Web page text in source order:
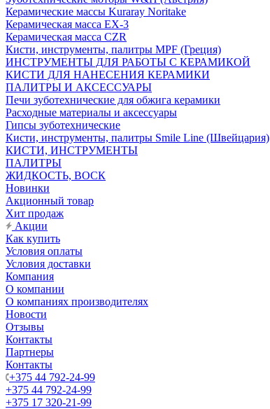
Керамические массы Kuraray Noritake
Керамическая масса EX-3
Керамическая масса CZR
Кисти, инструменты, палитры MPF (Греция)
ИНСТРУМЕНТЫ ДЛЯ РАБОТЫ С КЕРАМИКОЙ
КИСТИ ДЛЯ НАНЕСЕНИЯ КЕРАМИКИ
ПАЛИТРЫ И АКСЕССУАРЫ
Печи зуботехнические для обжига керамики
Расходные материалы и аксессуары
Гипсы зуботехнические
Кисти, инструменты, палитры Smile Line (Швейцария)
КИСТИ, ИНСТРУМЕНТЫ
ПАЛИТРЫ
ЖИДКОСТЬ, ВОСК
Новинки
Акционный товар
Хит продаж
Акции
Как купить
Условия оплаты
Условия доставки
Компания
О компании
О компаниях производителях
Новости
Отзывы
Контакты
Партнеры
Контакты
+375 44 792-24-99
+375 44 792-24-99
+375 17 320-21-99